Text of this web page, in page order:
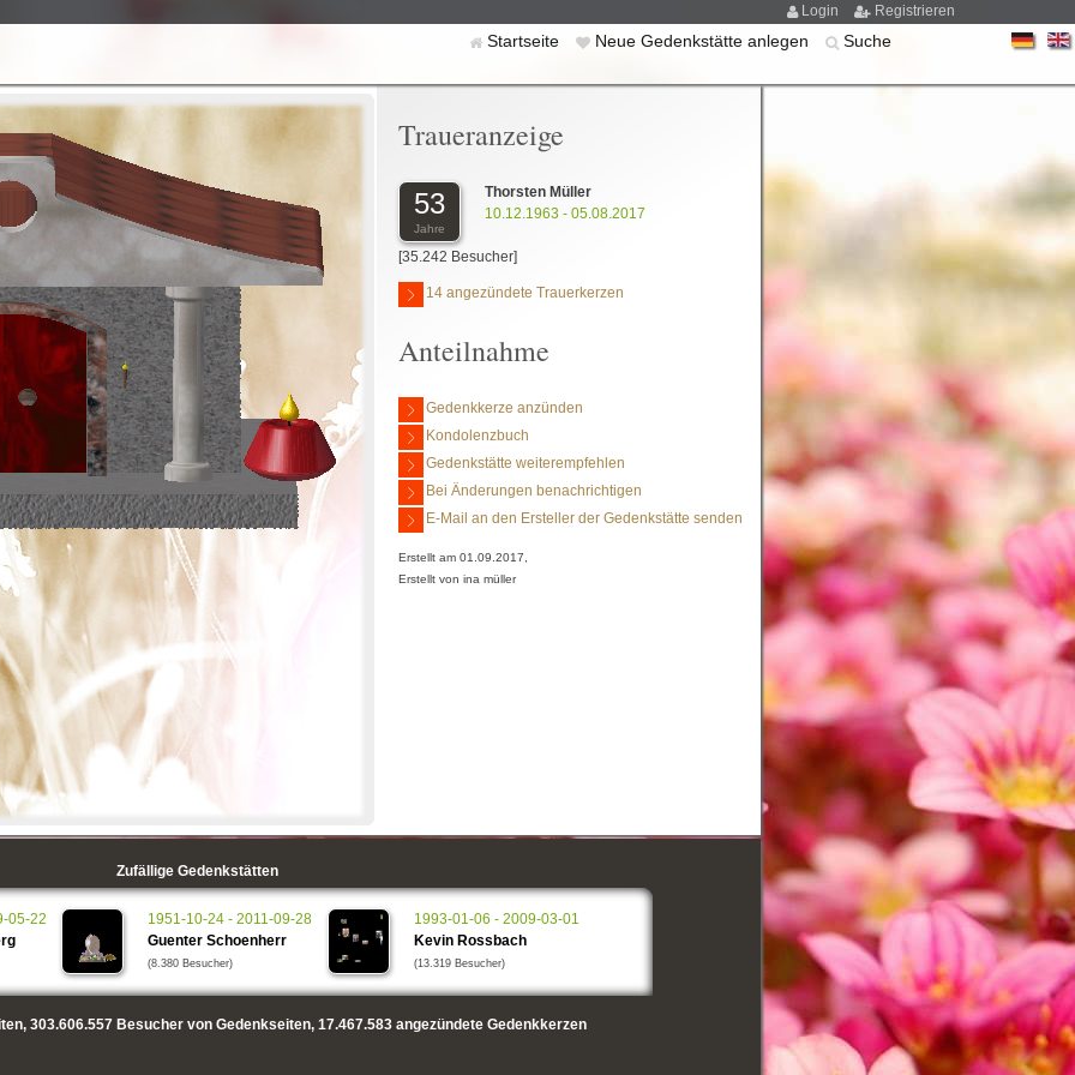
Login Registrieren
Startseite Neue Gedenkstätte anlegen Suche
Traueranzeige
53
Jahre
Thorsten Müller
10.12.1963 - 05.08.2017
[35.242 Besucher]
14 angezündete Trauerkerzen
Anteilnahme
Gedenkkerze anzünden
Kondolenzbuch
Gedenkstätte weiterempfehlen
Bei Änderungen benachrichtigen
E-Mail an den Ersteller der Gedenkstätte senden
Erstellt am 01.09.2017,
Erstellt von ina müller
Zufällige Gedenkstätten
05-22
1951-10-24 - 2011-09-28
Guenter Schoenherr
(8.380 Besucher)
1993-01-06 - 2009-03-01
Kevin Rossbach
(13.319 Besucher)
303.606.557Besucher von Gedenkseiten, 17.467.583angezündete Gedenkkerzen